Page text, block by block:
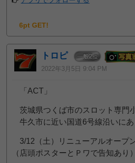
6pt GET!
トロピ 一般2位
2022年3月5日 9:04 PM
「ACT」
茨城県つくば市のスロット専門
牛久市に近い国道6号線沿いにあ
3/12（土）リニューアルオープ
（店頭ポスターとＰワで告知あり）